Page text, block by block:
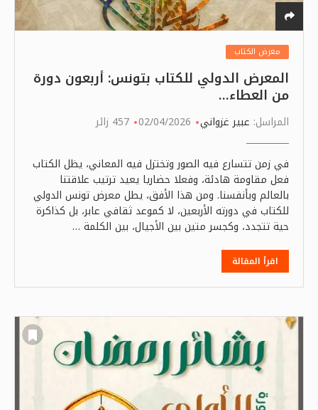
معرض الكتاب
المعرض الدولي للكتاب بتونس: أربعون دورة
من العطاء…
المراسل: عبير غزواني 02/04/2026 457 زائر
في زمن تتسارع فيه الصور وتختزل فيه المعاني، يظل الكتاب
فعل مقاومة هادئة، وفعلا حضاريا يعيد ترتيب علاقتنا
بالعالم وبأنفسنا. ومن هذا الأفق، يطل معرض تونس الدولي
للكتاب في دورته الأربعين، لا كموعد ثقافي عابر، بل كذاكرة
حية تتجدد، وكجسر متين بين الأجيال، بين الكلمة …
اقرأ المقالة